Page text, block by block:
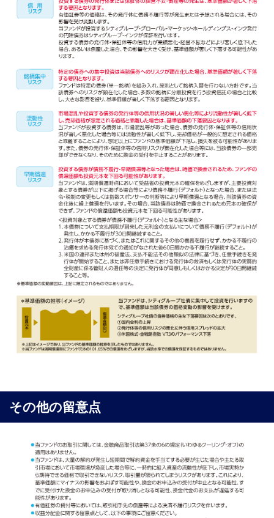
その他の留意点